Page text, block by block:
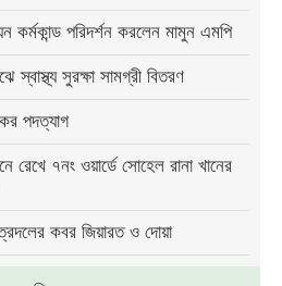
কর্মকান্ড পরিদর্শন করলেন মামুন এমপি
স্বাস্থ্য সুরক্ষা সামগ্রী বিতরণ
পদত্যাগ
রেখে ৭নং ওয়ার্ডে সোহেল রানা খানের
কবর জিয়ারত ও দোয়া